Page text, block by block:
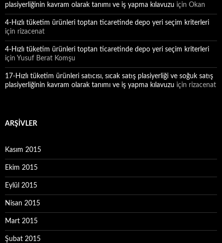
plasiyerliğinin kavram olarak tanımı ve iş yapma kılavuzu için Okan
4-Hızlı tüketim ürünleri toptan ticaretinde depo yeri seçim kriterleri
için rizacenat
4-Hızlı tüketim ürünleri toptan ticaretinde depo yeri seçim kriterleri
için Yusuf Berat Komşu
17-Hızlı tüketim ürünleri satıcısı, sıcak satış plasiyerliği ve soğuk satış
plasiyerliğinin kavram olarak tanımı ve iş yapma kılavuzu için rizacenat
ARŞIVLER
Kasım 2015
Ekim 2015
Eylül 2015
Nisan 2015
Mart 2015
Şubat 2015